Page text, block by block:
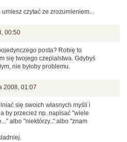
czytać ze zrozumieniem...
00:50
posta? Robię to
się twojego czepialstwa. Gdybyś
nie byłoby problemu.
2008, 01:07
się swoich własnych myśli i
by przecież np. napisać "wiele
albo "niektórzy.." albo "znam